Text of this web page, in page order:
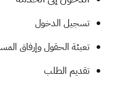
تسجيل الدخول
تعبئة الحقول وإرفاق
تقديم الطلب